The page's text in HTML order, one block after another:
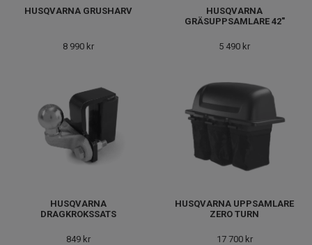
HUSQVARNA GRUSHARV
8 990 kr
HUSQVARNA
GRÄSUPPSAMLARE 42"
5 490 kr
HUSQVARNA
DRAGKROKSSATS
849 kr
HUSQVARNA UPPSAMLARE
ZERO TURN
17 700 kr